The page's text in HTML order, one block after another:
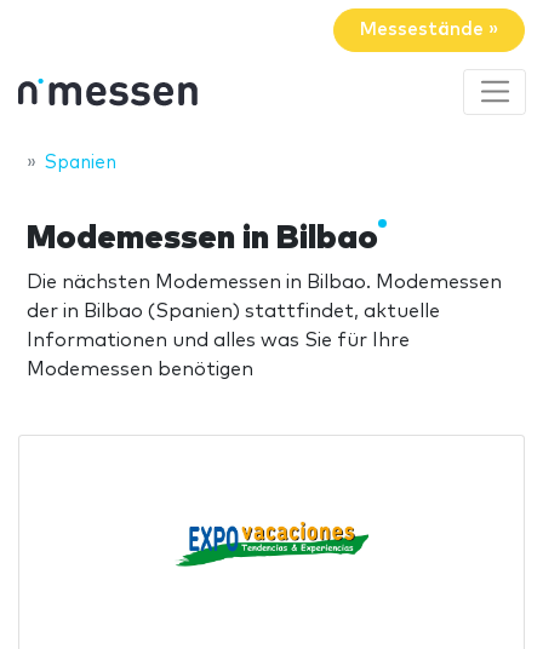
Messestände »
Spanien
Modemessen in Bilbao
Die nächsten Modemessen in Bilbao. Modemessen
der in Bilbao (Spanien) stattfindet, aktuelle
Informationen und alles was Sie für Ihre
Modemessen benötigen